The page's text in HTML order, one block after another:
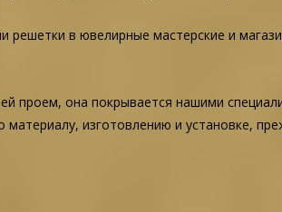
в ювелирные мастерские и
проем, она покрывается нашими
изготовлению и установке,